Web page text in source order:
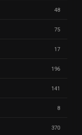
48
75
17
196
141
8
370